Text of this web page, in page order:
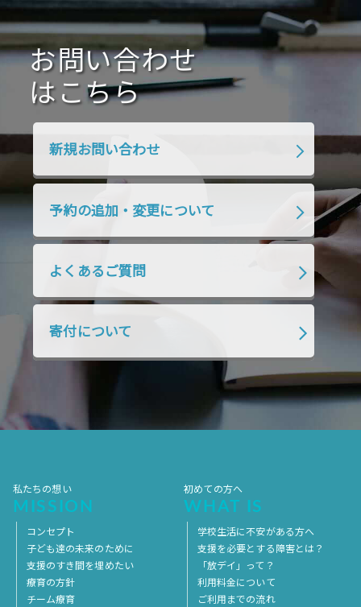
2020年10月 2020年9月 2020年8月
2020年7月 2020年6月 2020年5月
2020年4月 2020年3月 2020年2月
2019年10月 2019年9月
2019年4月
2018年7月 2018年6月
2018年4月 2018年3月 2018年2月
2018年1月 2017年12月
2017年10月 2017年9月 2017年8月
2017年5月
2017年4月
お問い合わせ
はこちら
新規お問い合わせ
予約の追加・変更について
よくあるご質問
寄付について
私たちの想い
MISSION
コンセプト
子ども達の未来のために
支援のすき間を埋めたい
療育の方針
チーム療育
初めての方へ
WHAT IS
学校生活に不安がある方へ
支援を必要とする障害とは？
「放デイ」って？
利用料金について
ご利用までの流れ